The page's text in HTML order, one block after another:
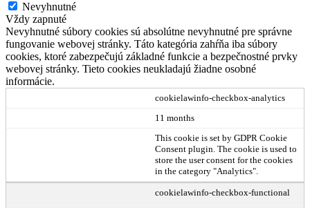
Nevyhnutné
Vždy zapnuté
Nevyhnutné súbory cookies sú absolútne nevyhnutné pre správne
fungovanie webovej stránky. Táto kategória zahŕňa iba súbory
cookies, ktoré zabezpečujú základné funkcie a bezpečnostné prvky
webovej stránky. Tieto cookies neukladajú žiadne osobné
informácie.
cookielawinfo-checkbox-analytics
11 months
This cookie is set by GDPR Cookie
Consent plugin. The cookie is used to
store the user consent for the cookies
in the category "Analytics".
cookielawinfo-checkbox-functional